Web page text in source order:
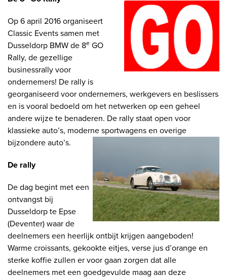
Op 6 april 2016 organiseert
Classic Events samen met
Dusseldorp BMW de 8e GO
Rally, de gezellige
businessrally voor
ondernemers! De rally is
georganiseerd voor ondernemers, werkgevers en beslissers
en is vooral bedoeld om het netwerken op een geheel
andere wijze te benaderen. De rally staat open voor
klassieke auto’s, moderne sportwagens en overige
bijzondere auto’s.
De rally
De dag begint met een
ontvangst bij
Dusseldorp te Epse
(Deventer) waar de
deelnemers een heerlijk ontbijt krijgen aangeboden!
Warme croissants, gekookte eitjes, verse jus d’orange en
sterke koffie zullen er voor gaan zorgen dat alle
deelnemers met een goedgevulde maag aan deze